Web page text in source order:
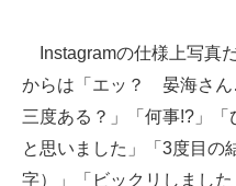
Instagramの仕様上写真
からは「エッ？ 晏海さ
三度ある？」「何事!?」
と思いました」「3度目の
字）」「ビックリしまし